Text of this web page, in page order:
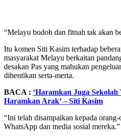
“Melayu bodoh dan fitnah tak akan
Itu komen Siti Kasim terhadap
masyarakat Melayu berkaitan
desakan Pas yang mahukan
dihentikan serta-merta.
BACA : ‘Haramkan Juga
Haramkan Arak’ – Siti Kasim
“Ini telah disampaikan kepada
WhatsApp dan media sosial mereka.”